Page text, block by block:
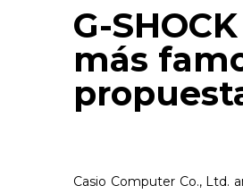
G-
más
Casio Computer Co., Ltd.